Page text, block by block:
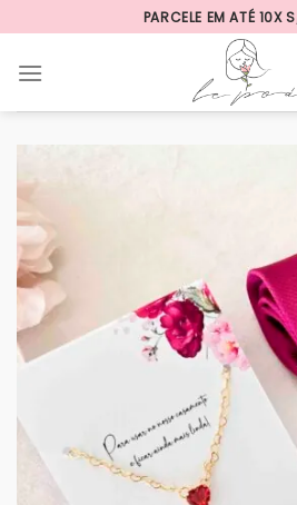
to
content
PARCELE EM ATÉ 10X